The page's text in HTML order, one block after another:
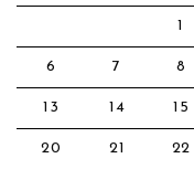
1
6 7 8
13 14 15
20 21 22